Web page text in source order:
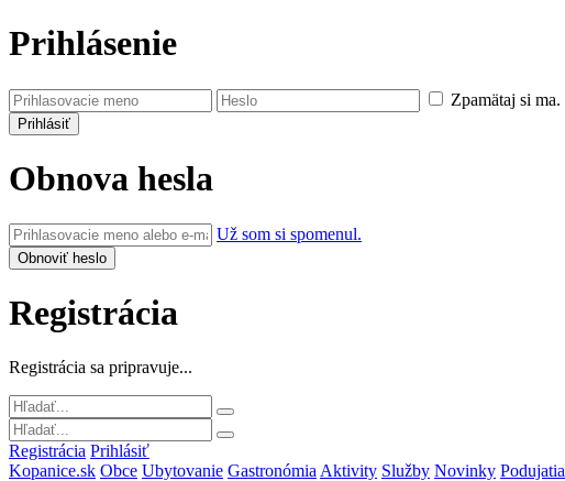
Prihlásenie
Zpamätaj si ma.
Obnova hesla
Už som si spomenul.
Registrácia
Registrácia sa pripravuje...
Registrácia Prihlásiť
Kopanice.sk Obce Ubytovanie Gastronómia Aktivity Služby Novinky Podujatia